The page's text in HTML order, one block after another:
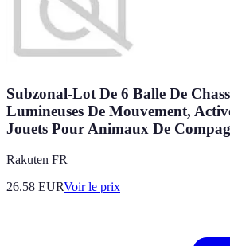
Subzonal-Lot De 6 Balle De
Lumineuses De Mouvement,
Jouets Pour Animaux De
Rakuten FR
26.58 EURVoir le prix